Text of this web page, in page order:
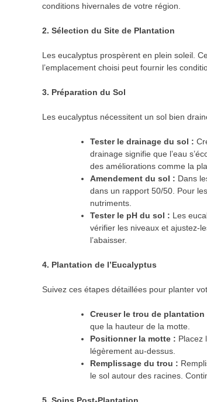
conditions hivernales de votre région.
2. Sélection du Site de Plantation
Les eucalyptus prospèrent en plein soleil.
l’emplacement choisi peut fournir les
3. Préparation du Sol
Les eucalyptus nécessitent un sol bien
Tester le drainage du sol :
drainage signifie que l’eau
des améliorations comme la
Amendement du sol : Dans
dans un rapport 50/50. Pour
nutriments.
Tester le pH du sol : Les
vérifier les niveaux et ajustez-
l’abaisser.
4. Plantation de l’Eucalyptus
Suivez ces étapes détaillées pour planter
Creuser le trou de plantation
que la hauteur de la motte.
Positionner la motte : Placez
légèrement au-dessus.
Remplissage du trou :
le sol autour des racines.
5. Soins Post-Plantation